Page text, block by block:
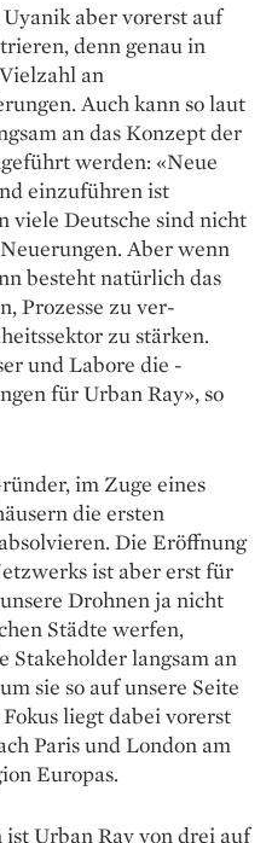
aber vorerst auf
denn genau in
an
Auch kann so laut
an das Konzept der
werden: «Neue
einzuführen ist
viele Deutsche sind nicht
Aber wenn
besteht natürlich das
Prozesse zu ver­
zu stärken.
und Labore die
für Urban Ray», so
im Zuge eines
die ersten
Die Eröffnung
ist aber erst für
Drohnen ja nicht
Städte ­werfen,
Stake­holder langsam an
sie so auf unsere Seite
liegt ­dabei vorerst
Paris und ­London am
Europas.
Urban Ray von drei auf